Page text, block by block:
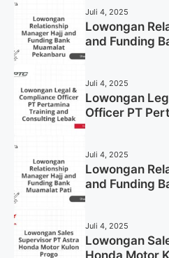
Juli 4, 2025
Lowongan
and Funding
Juli 4, 2025
Lowongan
Officer PT
Juli 4, 2025
Lowongan
and Funding
Juli 4, 2025
Lowongan
Honda Motor